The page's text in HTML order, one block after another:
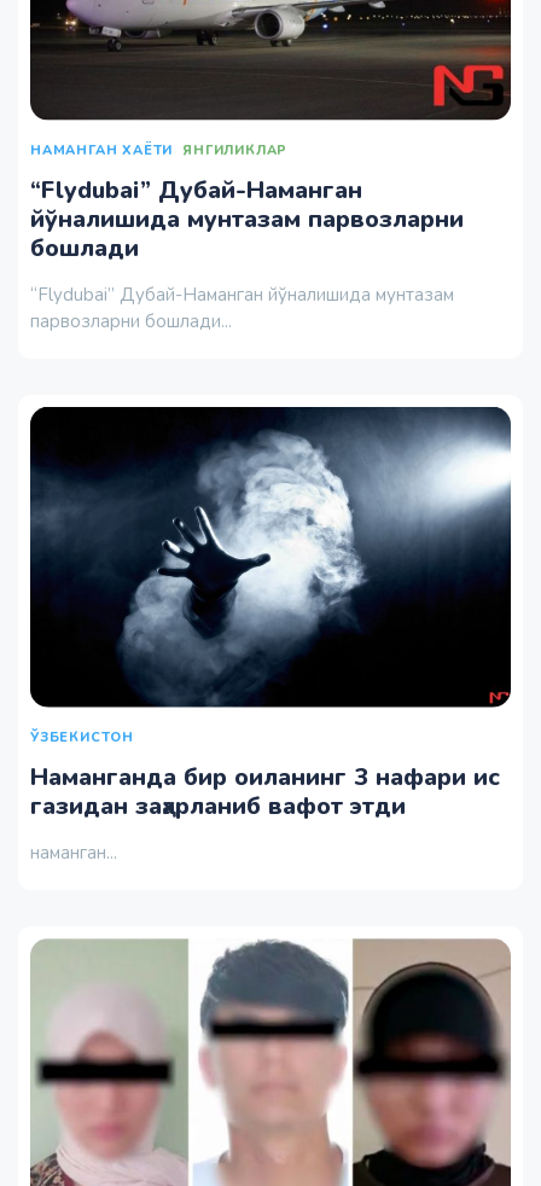
НАМАНГАН ХАЁТИ ЯНГИЛИКЛАР
“Flydubai” Дубай-Наманган
йўналишида мунтазам парвозларни
бошлади
“Flydubai” Дубай-Наманган йўналишида мунтазам
парвозларни бошлади...
ЎЗБЕКИСТОН
Наманганда бир оиланинг 3 нафари ис
газидан заҳарланиб вафот этди
наманган...